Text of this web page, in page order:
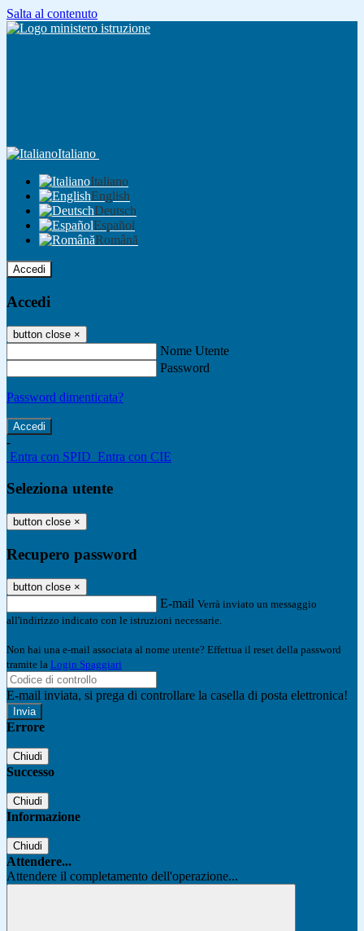
Salta al contenuto
Italiano
Italiano
English
Deutsch
Español
Română
Accedi
Accedi
button close ×
Nome Utente
Password
Password dimenticata?
-
Entra con SPID Entra con CIE
Seleziona utente
button close ×
Recupero password
button close ×
E-mail Verrà inviato un messaggio
all'indirizzo indicato con le istruzioni necessarie.
Non hai una e-mail associata al nome utente? Effettua il reset della password
tramite la Login Spaggiari
E-mail inviata, si prega di controllare la casella di posta elettronica!
Errore
Chiudi
Successo
Chiudi
Informazione
Chiudi
Attendere...
Attendere il completamento dell'operazione...